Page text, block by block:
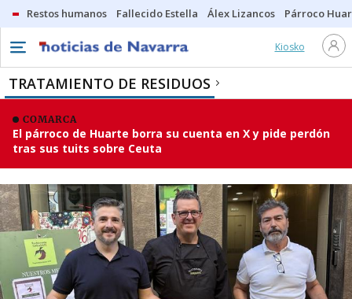
Restos humanos Fallecido Estella Álex Lizancos Párroco
Kiosko
TRATAMIENTO DE RESIDUOS
COMARCA
El párroco de Huarte borra su cuenta en X y pide perdón
tras sus tuits sobre Ceuta